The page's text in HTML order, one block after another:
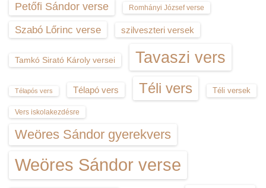
Petőfi Sándor verse Romhányi József verse
Szabó Lőrinc verse szilveszteri versek
Tamkó Sirató Károly versei Tavaszi vers
Télapós vers Télapó vers Téli vers Téli versek
Vers iskolakezdésre
Weöres Sándor gyerekvers
Weöres Sándor verse